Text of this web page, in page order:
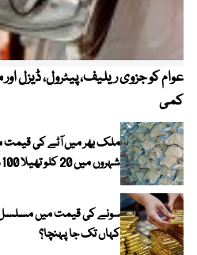
عوام کو جزوی ریلیف، پیٹرول، ڈیزل
کمی
ملک بھر میں آٹے کی قیمت
شہروں میں 20 کلو تھیلا 100 روپے تک مہنگا
سونے کی قیمت میں مسلسل
کہاں تک جا پہنچا؟